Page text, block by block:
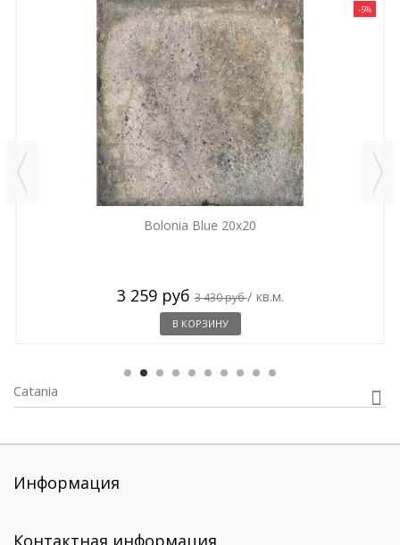
-5%
Bolonia Blue 20x20
3 259 руб3 430 руб/ кв.м.
В КОРЗИНУ
Catania
Информация
Контактная информация